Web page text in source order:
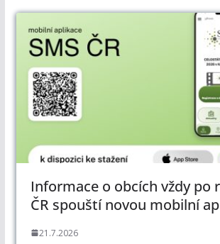
Informace o obcích vždy po
ČR spouští novou mobilní
21.7.2026